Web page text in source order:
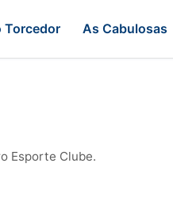
Torcedor As Cabulosas
Esporte Clube.